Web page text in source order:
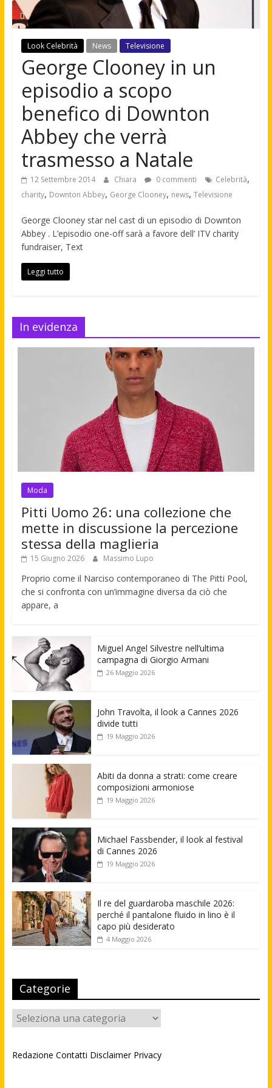
Look Celebrità News Televisione
George Clooney in un
episodio a scopo
benefico di Downton
Abbey che verrà
trasmesso a Natale
12 Settembre 2014 Chiara 0 commenti Celebrità,
charity, Downton Abbey, George Clooney, news, Televisione
George Clooney star nel cast di un episodio di Downton
Abbey . L’episodio one-off sarà a favore dell’ ITV charity
fundraiser, Text
Leggi tutto
In evidenza
Moda
Pitti Uomo 26: una collezione che
mette in discussione la percezione
stessa della maglieria
15 Giugno 2026 Massimo Lupo
Proprio come il Narciso contemporaneo di The Pitti Pool,
che si confronta con un’immagine diversa da ciò che
appare, a
Miguel Angel Silvestre nell’ultima
campagna di Giorgio Armani
26 Maggio 2026
John Travolta, il look a Cannes 2026
divide tutti
19 Maggio 2026
Abiti da donna a strati: come creare
composizioni armoniose
19 Maggio 2026
Michael Fassbender, il look al festival
di Cannes 2026
19 Maggio 2026
Il re del guardaroba maschile 2026:
perché il pantalone fluido in lino è il
capo più desiderato
4 Maggio 2026
Categorie
Categorie
Redazione Contatti Disclaimer Privacy